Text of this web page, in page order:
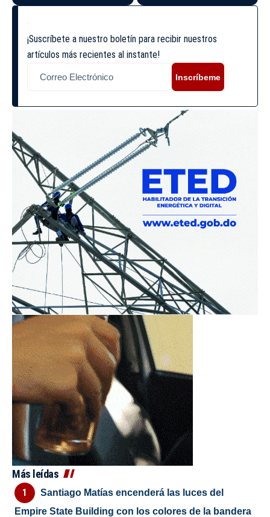
¡Suscríbete a nuestro boletín para recibir nuestros
artículos más recientes al instante!
Inscríbeme
Más leídas
Santiago Matías encenderá las luces del
Empire State Building con los colores de la bandera